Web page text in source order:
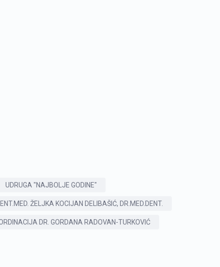
UDRUGA "NAJBOLJE GODINE"
ŽELJKA KOCIJAN DELIBAŠIĆ, DR.MED.DENT.
DR. GORDANA RADOVAN-TURKOVIĆ